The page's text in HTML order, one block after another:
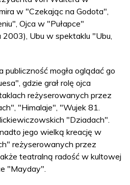
w "Czekając na Godota",
Ojca w "Pułapce"
Ubu w spektaklu "Ubu,
mogła oglądać go
gdzie grał rolę ojca
reżyserowanych przez
"Himalaje", "Wujek 81.
"Dziadach".
jego wielką kreację w
reżyserowanych przez
teatralną radość w kultowej
"Mayday".